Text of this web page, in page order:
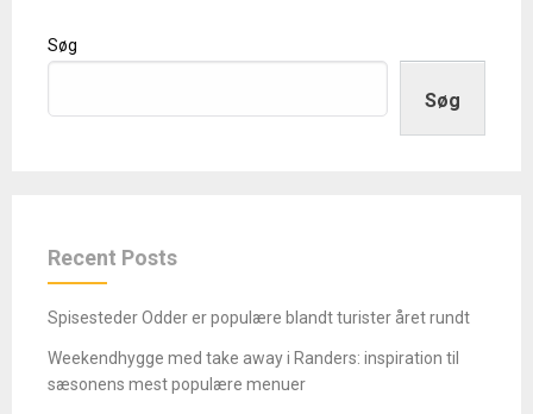
Søg
Søg
Recent Posts
Spisesteder Odder er populære blandt turister året rundt
Weekendhygge med take away i Randers: inspiration til
sæsonens mest populære menuer